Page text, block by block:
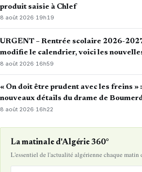
produit saisie à Chlef
8 août 2026·19h19
URGENT – Rentrée scolaire 2026-
modifie le calendrier, voici les
8 août 2026·16h59
« On doit être prudent avec les freins »
nouveaux détails du drame de
8 août 2026·16h22
La matinale d'Algérie 360°
L'essentiel de l'actualité algérienne chaque matin